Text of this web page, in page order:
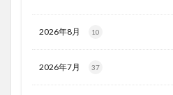
2026年8月 10
2026年7月 37